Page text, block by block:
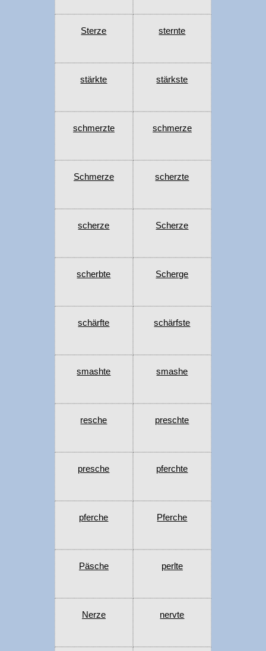
Sterze sternte
stärkte stärkste
schmerzte schmerze
Schmerze scherzte
scherze Scherze
scherbte Scherge
schärfte schärfste
smashte smashe
resche preschte
presche pferchte
pferche Pferche
Päsche perlte
Nerze nervte